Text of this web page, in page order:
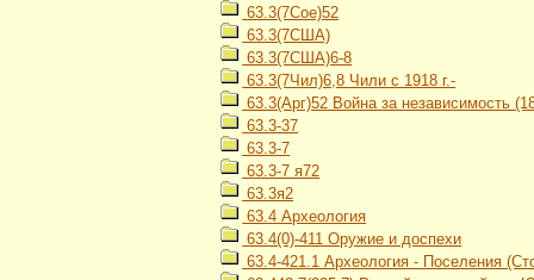
63.3(7Сое)52
63.3(7США)
63.3(7США)6-8
63.3(7Чил)6,8 Чили с 1918 г.-
63.3(Арг)52 Война за независимость
63.3-37
63.3-7
63.3-7 я72
63.3я2
63.4 Археология
63.4(0)-411 Оружие и доспехи
63.4-421.1 Археология - Поселения